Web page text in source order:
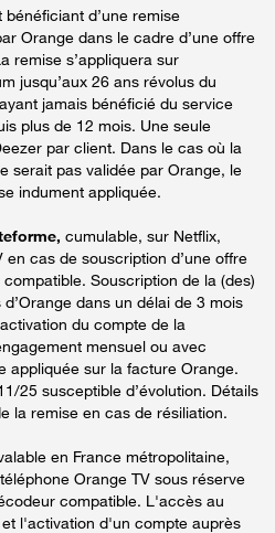
d’une remise
Orange dans le cadre d’une offre
remise s’appliquera sur
jusqu’aux 26 ans révolus du
jamais bénéficié du service
plus de 12 mois. Une seule
par client. Dans le cas où la
serait pas validée par Orange, le
indument appliquée.
cumulable, sur Netflix,
en cas de souscription d’une offre
Souscription de la (des)
dans un délai de 3 mois
du compte de la
mensuel ou avec
appliquée sur la facture Orange.
25 susceptible d’évolution. Détails
la remise en cas de résiliation.
en France métropolitaine,
Orange TV sous réserve
compatible. L'accès au
l'activation d'un compte auprès